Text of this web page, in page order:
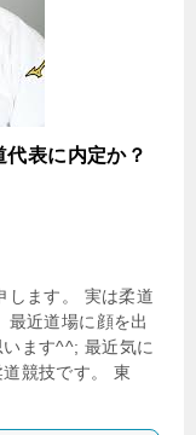
表に内定か？
します。 実は柔道
最近道場に顔を出
ます^^; 最近気に
競技です。 東